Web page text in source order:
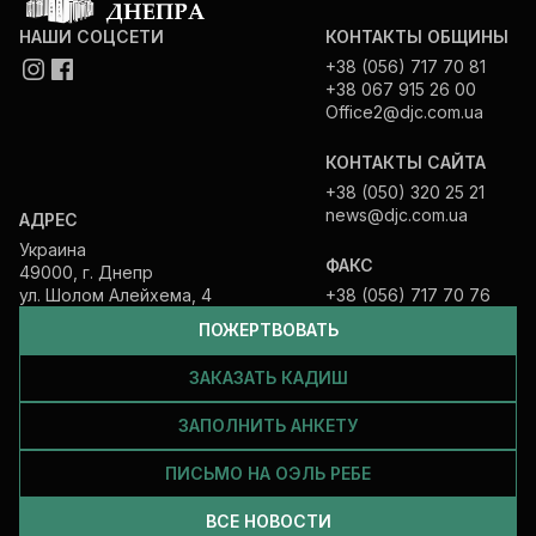
ПОЖЕРТВОВАТЬ
ЗАКАЗАТЬ КАДИШ
ЗАПОЛНИТЬ АНКЕТУ
ПИСЬМО НА ОЭЛЬ РЕБЕ
ВСЕ НОВОСТИ
НАШИ СОЦСЕТИ
АДРЕС
Украина
49000, г. Днепр
ул. Шолом Алейхема, 4
КОНТАКТЫ ОБЩИНЫ
+38 (056) 717 70 81
+38 067 915 26 00
Office2@djc.com.ua
КОНТАКТЫ САЙТА
+38 (050) 320 25 21
news@djc.com.ua
ФАКС
+38 (056) 717 70 76